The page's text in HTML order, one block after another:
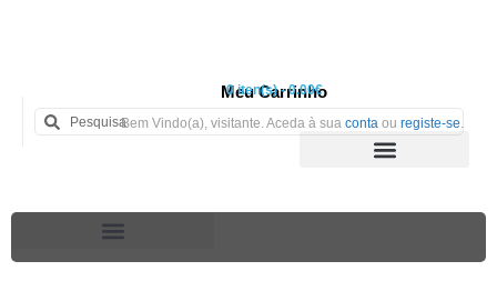
Meu Carrinho
0 iten(s) - 0.00€
Bem Vindo(a), visitante. Aceda à sua conta ou registe-se.